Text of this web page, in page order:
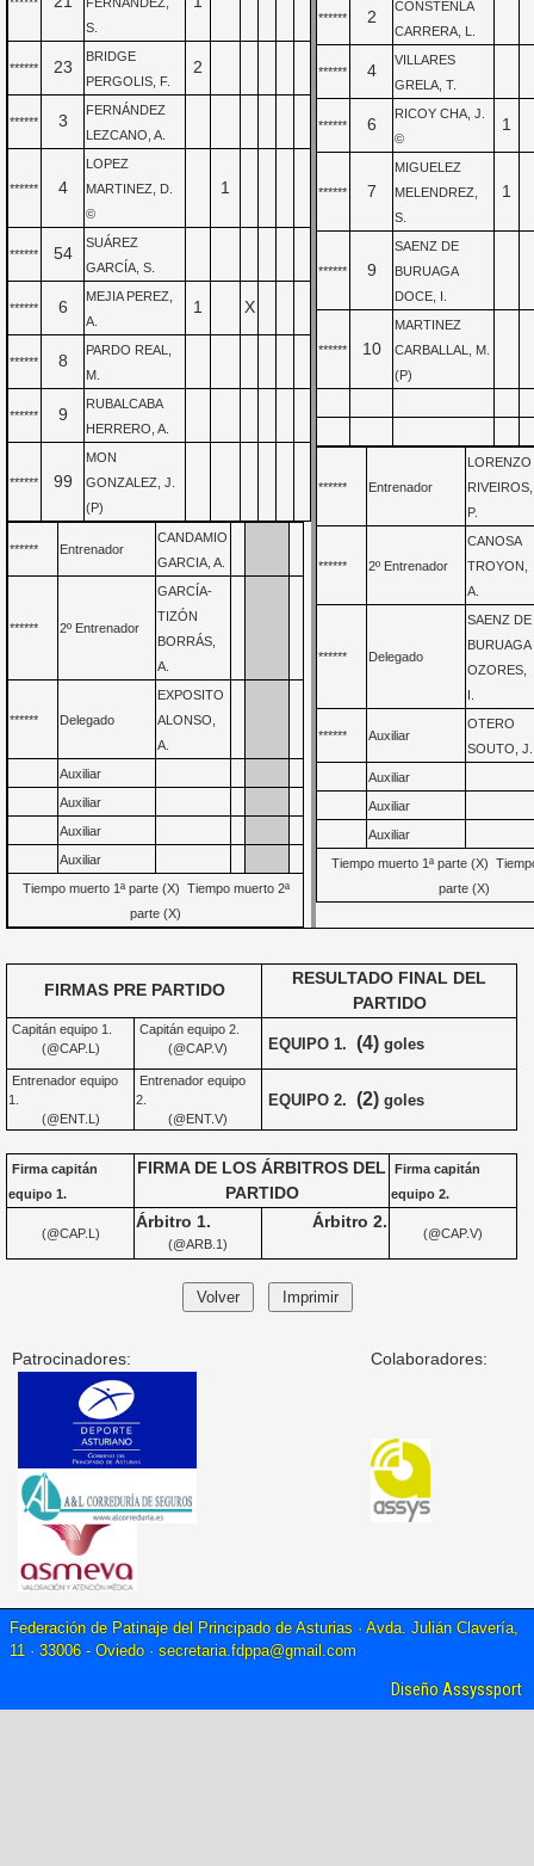
S.
****** 23
BRIDGE
PERGOLIS, F.
2
****** 3
FERNÁNDEZ
LEZCANO, A.
****** 4
LOPEZ
MARTINEZ, D.
©
1
****** 54
SUÁREZ
GARCÍA, S.
****** 6
MEJIA PEREZ,
A.
1 X
****** 8
PARDO REAL,
M.
****** 9
RUBALCABA
HERRERO, A.
****** 99
MON
GONZALEZ, J.
(P)
****** Entrenador
CANDAMIO
GARCIA, A.
****** 2º Entrenador
GARCÍA-
TIZÓN
BORRÁS,
A.
****** Delegado
EXPOSITO
ALONSO,
A.
Auxiliar
Auxiliar
Auxiliar
Auxiliar
Tiempo muerto 1ª parte (X) Tiempo muerto 2ª
parte (X)
****** 2
CONSTENLA
CARRERA, L.
****** 4
VILLARES
GRELA, T.
****** 6
RICOY CHA, J.
©
1
****** 7
MIGUELEZ
MELENDREZ,
S.
1
****** 9
SAENZ DE
BURUAGA
DOCE, I.
****** 10
MARTINEZ
CARBALLAL, M.
(P)
****** Entrenador
LORENZO
RIVEIROS,
P.
****** 2º Entrenador
CANOSA
TROYON,
A.
****** Delegado
SAENZ DE
BURUAGA
OZORES,
****** Auxiliar
OTERO
SOUTO, J.
Auxiliar
Auxiliar
Auxiliar
Tiempo muerto 1ª parte (X)
parte (X)
FIRMAS PRE PARTIDO
RESULTADO FINAL DEL
PARTIDO
Capitán equipo 1.
(@CAP.L)
Capitán equipo 2.
(@CAP.V)
EQUIPO 1. (4) goles
Entrenador equipo
1.
(@ENT.L)
Entrenador equipo
2.
(@ENT.V)
EQUIPO 2. (2) goles
Firma capitán
equipo 1.
FIRMA DE LOS ÁRBITROS DEL
PARTIDO
Firma capitán
equipo 2.
(@CAP.L)
Árbitro 1.
(@ARB.1)
Árbitro 2.
(@CAP.V)
Patrocinadores: Colaboradores:
Federación de Patinaje del Principado de Asturias · Avda. Julián Clavería,
11 · 33006 - Oviedo · secretaria.fdppa@gmail.com
Diseño Assyssport